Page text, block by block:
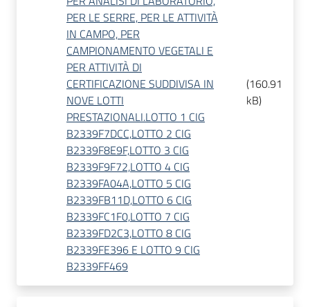
PER LE SERRE, PER LE ATTIVITÀ
IN CAMPO, PER
CAMPIONAMENTO VEGETALI E
PER ATTIVITÀ DI
CERTIFICAZIONE SUDDIVISA IN
NOVE LOTTI
PRESTAZIONALI.LOTTO 1 CIG
B2339F7DCC,LOTTO 2 CIG
B2339F8E9F,LOTTO 3 CIG
B2339F9F72,LOTTO 4 CIG
B2339FA04A,LOTTO 5 CIG
B2339FB11D,LOTTO 6 CIG
B2339FC1F0,LOTTO 7 CIG
B2339FD2C3,LOTTO 8 CIG
B2339FE396 E LOTTO 9 CIG
B2339FF469
(160.91
kB)